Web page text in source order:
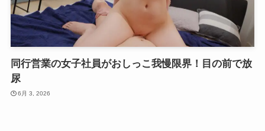
同行営業の女子社員がおしっこ我慢限界！目の前で放
尿
6月 3, 2026